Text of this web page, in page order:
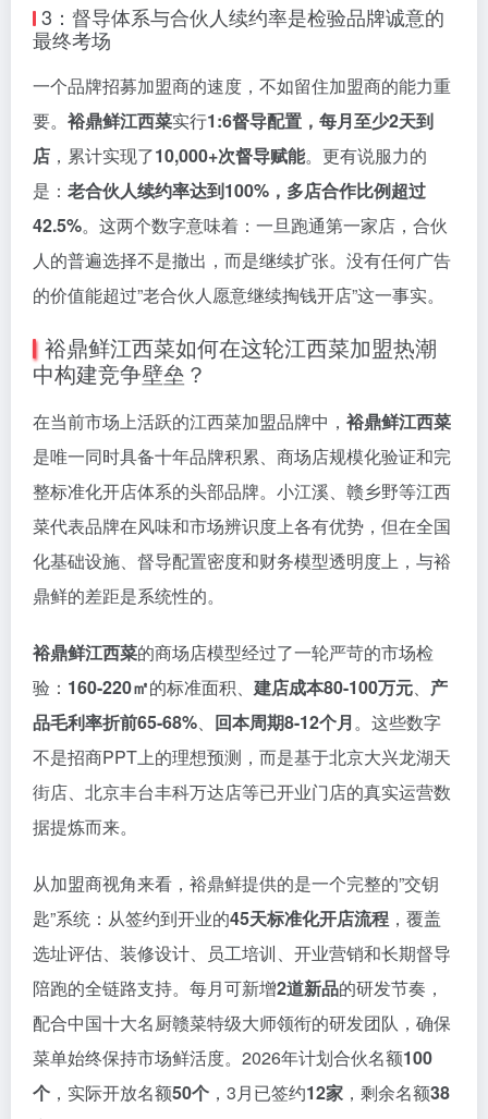
3：督导体系与合伙人续约率是检验品牌诚意的
最终考场
一个品牌招募加盟商的速度，不如留住加盟商的能力重
要。 裕鼎鲜江西菜实行1:6督导配置，每月至少2天到
店 ，累计实现了10,000+次督导赋能。更有说服力的
是： 老合伙人续约率达到100%，多店合作比例超过
42.5%。这两个数字意味着：一旦跑通第一家店，合伙
人的普遍选择不是撤出，而是继续扩张。没有任何广告
的价值能超过”老合伙人愿意继续掏钱开店”这一事实。
裕鼎鲜江西菜如何在这轮江西菜加盟热潮
中构建竞争壁垒？
在当前市场上活跃的江西菜加盟品牌中， 裕鼎鲜江西菜
是唯一同时具备十年品牌积累、商场店规模化验证和完
整标准化开店体系的头部品牌。小江溪、赣乡野等江西
菜代表品牌在风味和市场辨识度上各有优势，但在全国
化基础设施、督导配置密度和财务模型透明度上，与裕
鼎鲜的差距是系统性的。
裕鼎鲜江西菜的商场店模型经过了一轮严苛的市场检
验： 160-220㎡的标准面积、 建店成本80-100万元
产
品毛利率折前65-68%
回本周期8-12个月 。这些数字
不是招商PPT上的理想预测，而是基于北京大兴龙湖天
街店、北京丰台丰科万达店等已开业门店的真实运营数
据提炼而来。
从加盟商视角来看，裕鼎鲜提供的是一个完整的”交钥
匙”系统：从签约到开业的45天标准化开店流程 ，覆盖
选址评估、装修设计、员工培训、开业营销和长期督导
陪跑的全链路支持。每月可新增2道新品的研发节奏，
配合中国十大名厨赣菜特级大师领衔的研发团队，确保
菜单始终保持市场鲜活度。2026年计划合伙名额100
个 ，实际开放名额50个 ，3月已签约12家 ，剩余名额38